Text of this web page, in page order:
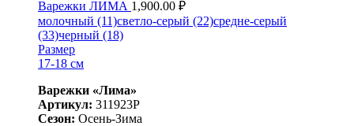
Варежки ЛИМА 1,900.00 ₽
молочный (11)светло-серый (22)средне-серый
(33)черный (18)
Размер
17-18 см
Варежки «Лима»
Артикул: 311923P
Сезон: Осень-Зима